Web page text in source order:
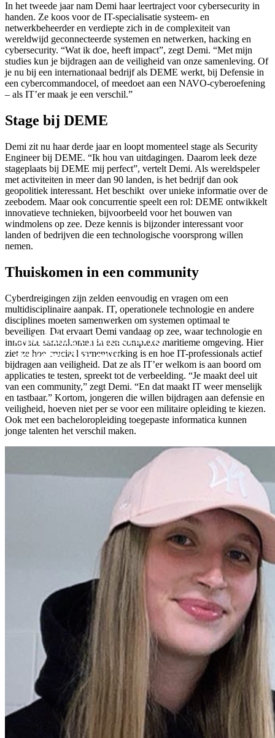
Opleiding cybersecurity
actueler dan ooit.
In het tweede jaar nam Demi haar leertraject voor cybersecurity in
handen. Ze koos voor de IT-specialisatie systeem- en
netwerkbeheerder en verdiepte zich in de complexiteit van
wereldwijd geconnecteerde systemen en netwerken, hacking en
cybersecurity. “Wat ik doe, heeft impact”, zegt Demi. “Met mijn
studies kun je bijdragen aan de veiligheid van onze samenleving. Of
je nu bij een internationaal bedrijf als DEME werkt, bij Defensie in
een cybercommandocel, of meedoet aan een NAVO-cyberoefening
– als IT’er maak je een verschil.”
Stage bij DEME
Demi zit nu haar derde jaar en loopt momenteel stage als Security
Engineer bij DEME. “Ik hou van uitdagingen. Daarom leek deze
stageplaats bij DEME mij perfect”, vertelt Demi. Als wereldspeler
met activiteiten in meer dan 90 landen, is het bedrijf dan ook
geopolitiek interessant. Het beschikt over unieke informatie over de
zeebodem. Maar ook concurrentie speelt een rol: DEME ontwikkelt
innovatieve technieken, bijvoorbeeld voor het bouwen van
windmolens op zee. Deze kennis is bijzonder interessant voor
landen of bedrijven die een technologische voorsprong willen
nemen.
Thuiskomen in een community
Cyberdreigingen zijn zelden eenvoudig en vragen om een
multidisciplinaire aanpak. IT, operationele technologie en andere
disciplines moeten samenwerken om systemen optimaal te
beveiligen. Dat ervaart Demi vandaag op zee, waar technologie en
innovatie samenkomen in een complexe maritieme omgeving. Hier
ziet ze hoe cruciaal samenwerking is en hoe IT-professionals actief
bijdragen aan veiligheid. Dat ze als IT’er welkom is aan boord om
applicaties te testen, spreekt tot de verbeelding. “Je maakt deel uit
van een community,” zegt Demi. “En dat maakt IT weer menselijk
en tastbaar.” Kortom, jongeren die willen bijdragen aan defensie en
veiligheid, hoeven niet per se voor een militaire opleiding te kiezen.
Ook met een bacheloropleiding toegepaste informatica kunnen
jonge talenten het verschil maken.